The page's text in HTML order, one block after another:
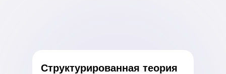
Структурированная теория